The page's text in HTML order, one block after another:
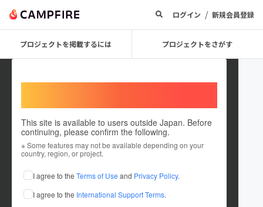
ログイン / 新規会員登録
プロジェクトを掲載するには プロジェクトをさがす
This site is available to users outside Japan. Before
continuing, please confirm the following.
※ Some features may not be available depending on your
country, region, or project.
I agree to the Terms of Use and Privacy Policy.
I agree to the International Support Terms.
KABAG
これまでに15件のプロジェクトを投稿しています
在住国：日本 現在地：大阪府